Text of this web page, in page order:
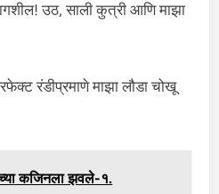
उठ, साली कुत्री आणि माझा
रंडीप्रमाणे माझा लौडा चोखू
कजिनला झवले-१.